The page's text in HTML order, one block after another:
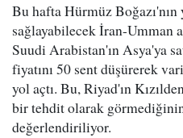
Bu hafta Hürmüz Boğazı'nın
sağlayabilecek İran-Umman
Suudi Arabistan'ın Asya'ya
fiyatını 50 sent düşürerek
yol açtı. Bu, Riyad'ın
bir tehdit olarak
değerlendiriliyor.